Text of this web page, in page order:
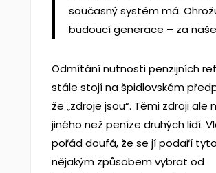
současný systém má.
budoucí generace – za
Odmítání nutnosti penzijních
stále stojí na špidlovském
že „zdroje jsou“. Těmi zdroji ale
jiného než peníze druhých lidí.
pořád doufá, že se jí podaří
nějakým způsobem vybrat od